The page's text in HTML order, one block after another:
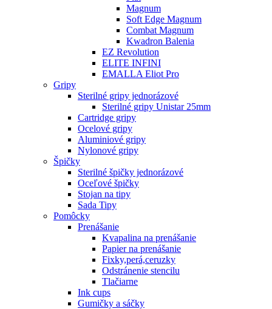
Magnum
Soft Edge Magnum
Combat Magnum
Kwadron Balenia
EZ Revolution
ELITE INFINI
EMALLA Eliot Pro
Gripy
Sterilné gripy jednorázové
Sterilné gripy Unistar 25mm
Cartridge gripy
Ocelové gripy
Aluminiové gripy
Nylonové gripy
Špičky
Sterilné špičky jednorázové
Oceľové špičky
Stojan na tipy
Sada Tipy
Pomôcky
Prenášanie
Kvapalina na prenášanie
Papier na prenášanie
Fixky,perá,ceruzky
Odstránenie stencilu
Tlačiarne
Ink cups
Gumičky a sáčky